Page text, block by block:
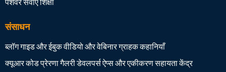
पेशेवर सेवाएंशिक्षा
संसाधन
ब्लॉगगाइड और ईबुकवीडियो और वेबिनारग्राहक कहानियाँ
क्यूआर कोड प्रेरणा गैलरीडेवलपर्सऐप्स और एकीकरणसहायता केंद्र